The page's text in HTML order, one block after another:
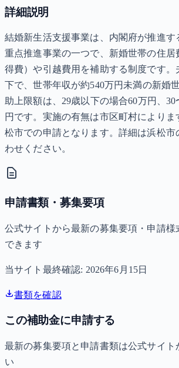
詳細説明
結婚新生活支援事業は、内閣府が推進す
重点推進事業の一つで、新婚世帯の住居
得費）や引越費用を補助する制度です。
下で、世帯年収が約540万円未満の新婚
助上限額は、29歳以下の場合60万円、30
円です。実施の有無は市区町村により
松市での申請となります。詳細は浜松市
わせください。
申請書類・募集要項
公式サイトから最新の募集要項・申請様
できます
当サイト最終確認: 2026年6月15日
書類を確認
この補助金に申請する
最新の募集要項と申請書類は公式サイト
い